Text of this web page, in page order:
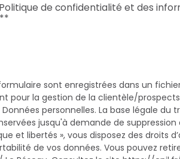
de confidentialité et des
sont enregistrées dans un
la gestion de la clientèle/
personnelles. La base légale
jusqu'à demande de
et libertés », vous disposez des droits
de vos données. Vous pouvez